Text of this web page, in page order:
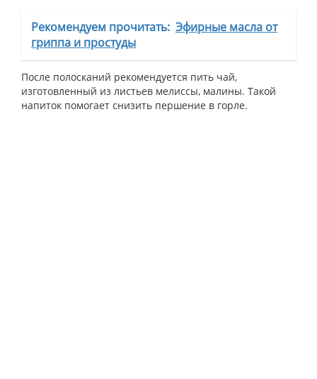
Рекомендуем прочитать: Эфирные масла от
гриппа и простуды
После полосканий рекомендуется пить чай,
изготовленный из листьев мелиссы, малины. Такой
напиток помогает снизить першение в горле.